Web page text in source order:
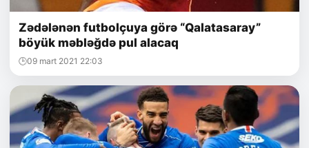
Zədələnən futbolçuya görə “Qalatasaray”
böyük məbləğdə pul alacaq
09 mart 2021 22:03